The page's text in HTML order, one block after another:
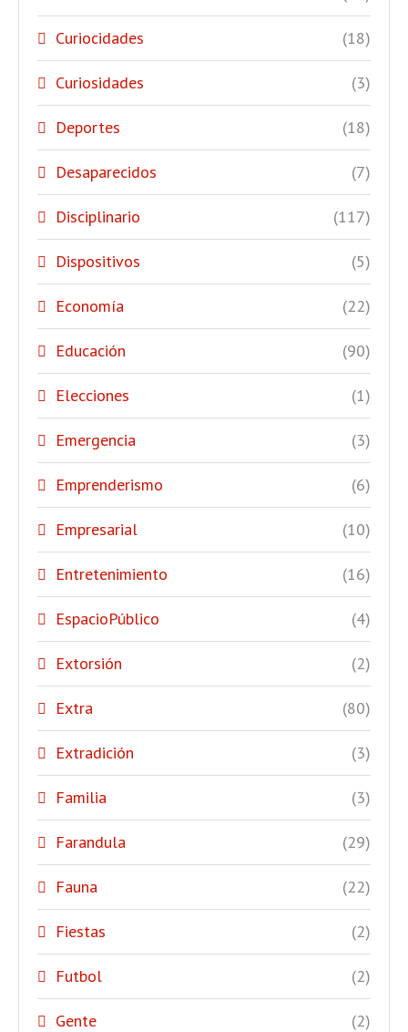
Curiocidades (18)
Curiosidades (3)
Deportes (18)
Desaparecidos (7)
Disciplinario (117)
Dispositivos (5)
Economía (22)
Educación (90)
Elecciones (1)
Emergencia (3)
Emprenderismo (6)
Empresarial (10)
Entretenimiento (16)
EspacioPúblico (4)
Extorsión (2)
Extra (80)
Extradición (3)
Familia (3)
Farandula (29)
Fauna (22)
Fiestas (2)
Futbol (2)
Gente (2)